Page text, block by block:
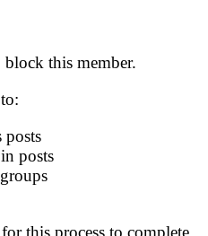
this member.
posts
posts
this process to complete.